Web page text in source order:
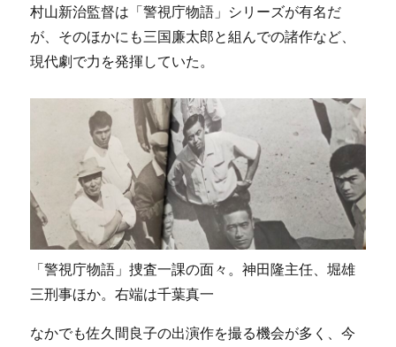
村山新治監督は「警視庁物語」シリーズが有名だ
が、そのほかにも三国廉太郎と組んでの諸作など、
現代劇で力を発揮していた。
「警視庁物語」捜査一課の面々。神田隆主任、堀雄
三刑事ほか。右端は千葉真一
なかでも佐久間良子の出演作を撮る機会が多く、今